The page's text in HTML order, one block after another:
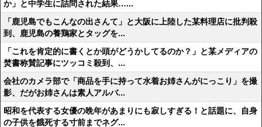
か」と中学生に詰問された結果…...
「鹿児島でもこんなの出さんて」と大阪に上陸した某料理店に批判殺
到、鹿児島の養鶏家とタッグを...
「これを肯定的に書くとか頭がどうかしてるのか？」と某メディアの
焚書称賛記事にツッコミ殺到、...
会社のカメラ部で「商品を手に持って水着お姉さんがにっこり」を撮
影、だがお姉さんは素人アルバ...
昭和を代表する女優の晩年があまりにも寂しすぎる！と話題に、自身
の子供を餓死する寸前までネグ...